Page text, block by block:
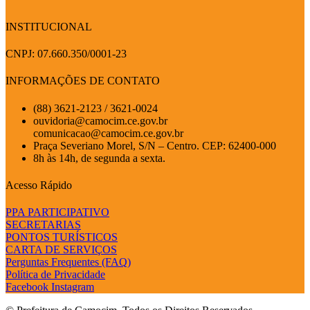
INSTITUCIONAL
CNPJ: 07.660.350/0001-23
INFORMAÇÕES DE CONTATO
(88) 3621-2123 / 3621-0024
ouvidoria@camocim.ce.gov.br
comunicacao@camocim.ce.gov.br
Praça Severiano Morel, S/N – Centro. CEP: 62400-000
8h às 14h, de segunda a sexta.
Acesso Rápido
PPA PARTICIPATIVO
SECRETARIAS
PONTOS TURÍSTICOS
CARTA DE SERVIÇOS
Perguntas Frequentes (FAQ)
Política de Privacidade
Facebook Instagram